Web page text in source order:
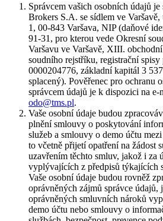
Správcem vašich osobních údajů
Brokers S.A. se sídlem ve
1, 00-843 Varšava, NIP (daňové
91-31, pro kterou vede Okresní
Varšavu ve Varšavě, XIII.
soudního rejstříku, registrační
0000204776, základní kapitál 3
splacený). Pověřenec pro ochranu
správcem údajů je k dispozici na e-
odo@tms.pl.
Vaše osobní údaje budou
plnění smlouvy o poskytování
služeb a smlouvy o demo účtu
to včetně přijetí opatření na žádost
uzavřením těchto smluv, jakož i za
vyplývajících z předpisů týkajících
Vaše osobní údaje budou rovněž
oprávněných zájmů správce údajů,
oprávněných smluvních nároků
demo účtu nebo smlouvy o